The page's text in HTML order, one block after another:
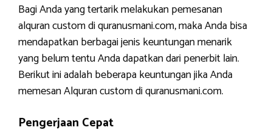
Bagi Anda yang tertarik melakukan pemesanan
alquran custom di quranusmani.com, maka Anda bisa
mendapatkan berbagai jenis keuntungan menarik
yang belum tentu Anda dapatkan dari penerbit lain.
Berikut ini adalah beberapa keuntungan jika Anda
memesan Alquran custom di quranusmani.com.
Pengerjaan Cepat